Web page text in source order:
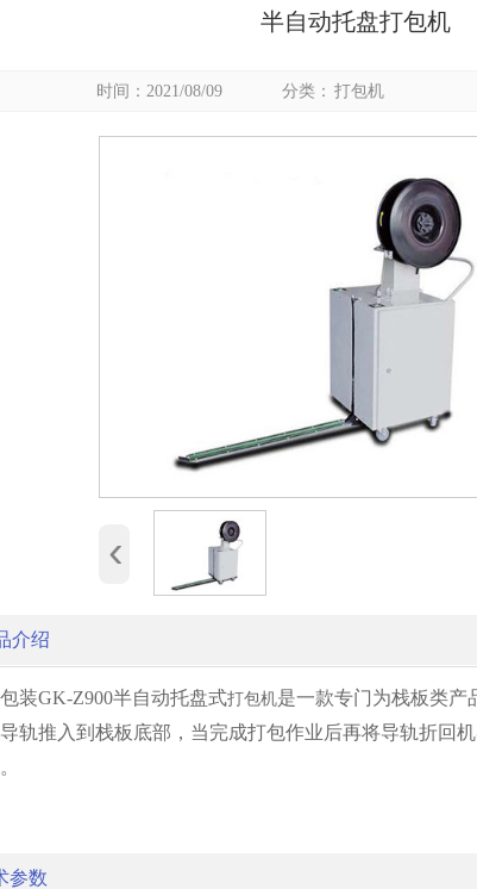
半自动托盘打包机
介绍
装GK-Z900半自动托盘式打包机是一款专门为栈板类产
轨推入到栈板底部，当完成打包作业后再将导轨折回
时间：2021/08/09 分类： 打包机
‹
参数